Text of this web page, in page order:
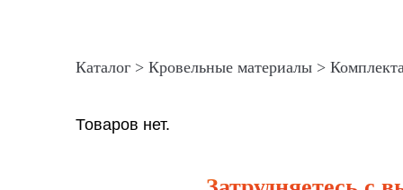
Каталог > Кровельные материалы >
Товаров нет.